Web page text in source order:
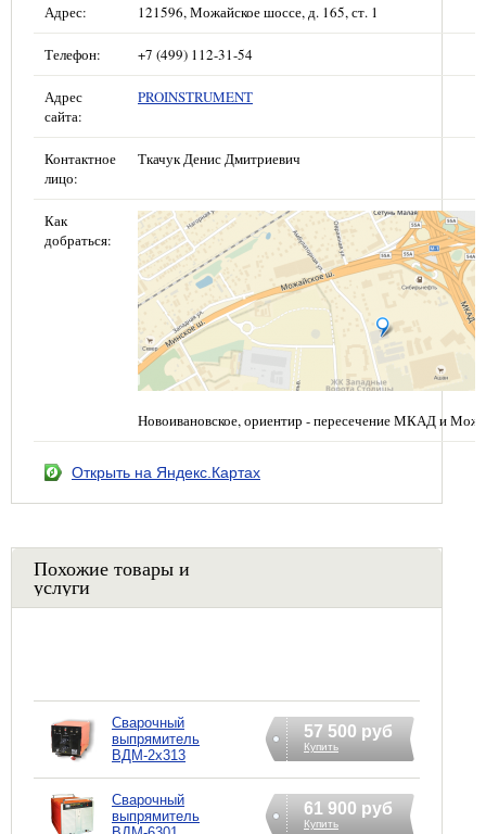
Адрес: 121596, Можайское шоссе, д. 165, ст. 1
Телефон: +7 (499) 112-31-54
Адрес
сайта:
PROINSTRUMENT
Контактное
лицо:
Ткачук Денис Дмитриевич
Как
добраться:
Новоивановское, ориентир - пересечение МКАД и
Открыть на Яндекс.Картах
Похожие товары и
услуги
Сварочный
выпрямитель
ВДМ-2х313
57 500 руб
Купить
Сварочный
выпрямитель
61 900 руб
Купить